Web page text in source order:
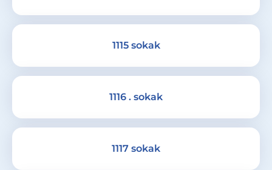
1115 sokak
1116 . sokak
1117 sokak